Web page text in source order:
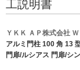
工説明書
ＹＫＫ ＡＰ株式会社
アルミ門柱 100 角 13
門扉/ルシアス 門扉/シ